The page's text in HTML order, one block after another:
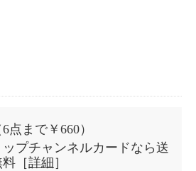
6点まで￥660）
ップチャンネルカードなら送
［詳細 ］